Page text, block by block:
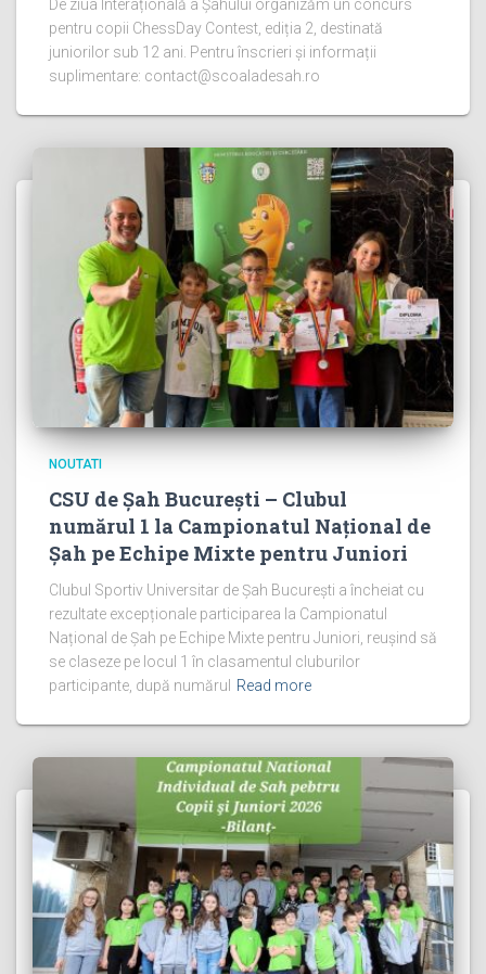
De ziua Interațională a Șahului organizăm un concurs
pentru copii ChessDay Contest, ediția 2, destinată
juniorilor sub 12 ani. Pentru înscrieri și informații
suplimentare: contact@scoaladesah.ro
NOUTATI
CSU de Șah București – Clubul
numărul 1 la Campionatul Național de
Șah pe Echipe Mixte pentru Juniori
Clubul Sportiv Universitar de Șah București a încheiat cu
rezultate excepționale participarea la Campionatul
Național de Șah pe Echipe Mixte pentru Juniori, reușind să
se claseze pe locul 1 în clasamentul cluburilor
participante, după numărul
Read more